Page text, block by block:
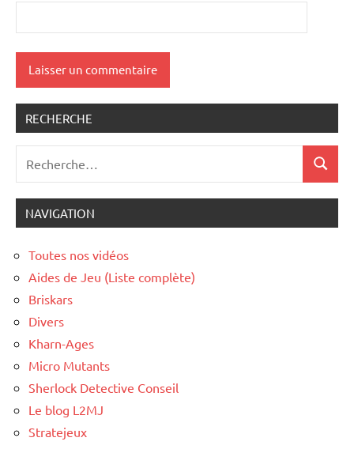
RECHERCHE
:
NAVIGATION
Toutes nos vidéos
Aides de Jeu (Liste complète)
Briskars
Divers
Kharn-Ages
Micro Mutants
Sherlock Detective Conseil
Le blog L2MJ
Stratejeux